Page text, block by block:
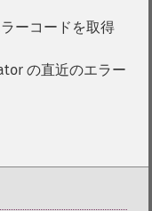
ーコードを取得
の直近のエラー